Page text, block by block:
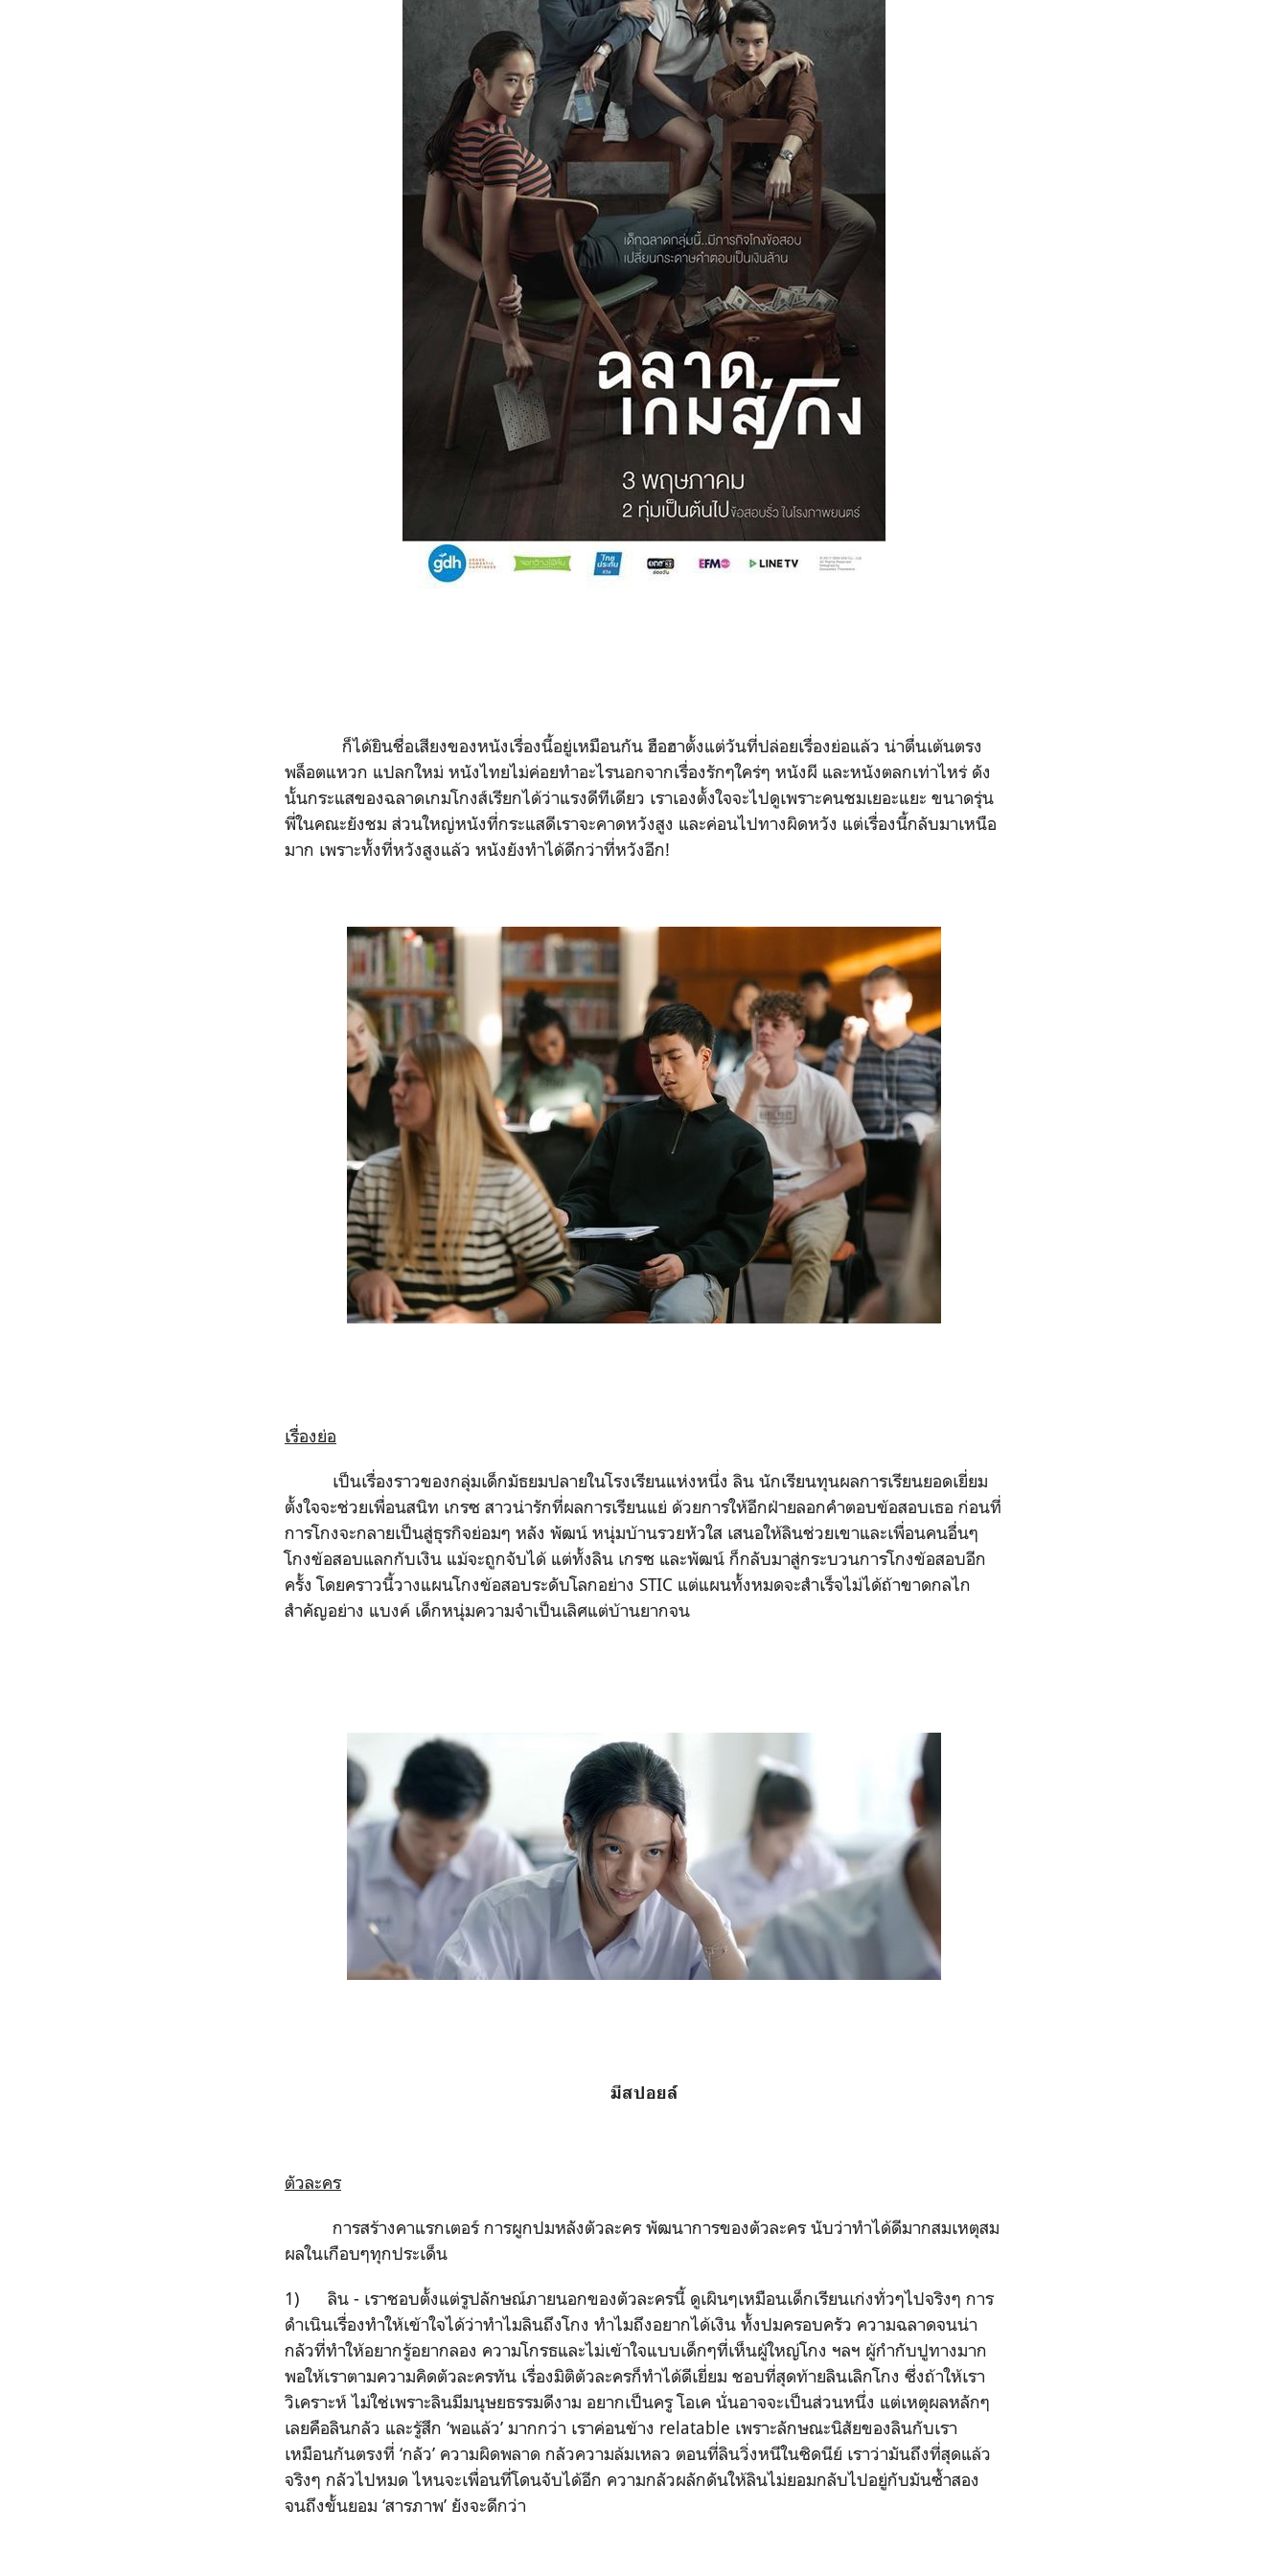
ก็ได้ยินชื่อเสียงของหนังเรื่องนี้อยู่เหมือนกัน ฮือฮาตั้งแต่วันที่ปล่อยเรื่องย่อแล้ว น่าตื่นเต้นตรง
พล็อตแหวก แปลกใหม่ หนังไทยไม่ค่อยทำอะไรนอกจากเรื่องรักๆใคร่ๆ หนังผี และหนังตลกเท่าไหร่ ดัง
นั้นกระแสของฉลาดเกมโกงส์เรียกได้ว่าแรงดีทีเดียว เราเองตั้งใจจะไปดูเพราะคนชมเยอะแยะ ขนาดรุ่น
พี่ในคณะยังชม ส่วนใหญ่หนังที่กระแสดีเราจะคาดหวังสูง และค่อนไปทางผิดหวัง แต่เรื่องนี้กลับมาเหนือ
มาก เพราะทั้งที่หวังสูงแล้ว หนังยังทำได้ดีกว่าที่หวังอีก!
เรื่องย่อ
เป็นเรื่องราวของกลุ่มเด็กมัธยมปลายในโรงเรียนแห่งหนึ่ง ลิน นักเรียนทุนผลการเรียนยอดเยี่ยม
ตั้งใจจะช่วยเพื่อนสนิท เกรซ สาวน่ารักที่ผลการเรียนแย่ ด้วยการให้อีกฝ่ายลอกคำตอบข้อสอบเธอ ก่อนที่
การโกงจะกลายเป็นสู่ธุรกิจย่อมๆ หลัง พัฒน์ หนุ่มบ้านรวยหัวใส เสนอให้ลินช่วยเขาและเพื่อนคนอื่นๆ
โกงข้อสอบแลกกับเงิน แม้จะถูกจับได้ แต่ทั้งลิน เกรซ และพัฒน์ ก็กลับมาสู่กระบวนการโกงข้อสอบอีก
ครั้ง โดยคราวนี้วางแผนโกงข้อสอบระดับโลกอย่าง STIC แต่แผนทั้งหมดจะสำเร็จไม่ได้ถ้าขาดกลไก
สำคัญอย่าง แบงค์ เด็กหนุ่มความจำเป็นเลิศแต่บ้านยากจน
มีสปอยล์
ตัวละคร
การสร้างคาแรกเตอร์ การผูกปมหลังตัวละคร พัฒนาการของตัวละคร นับว่าทำได้ดีมากสมเหตุสม
ผลในเกือบๆทุกประเด็น
1) ลิน - เราชอบตั้งแต่รูปลักษณ์ภายนอกของตัวละครนี้ ดูเผินๆเหมือนเด็กเรียนเก่งทั่วๆไปจริงๆ การ
ดำเนินเรื่องทำให้เข้าใจได้ว่าทำไมลินถึงโกง ทำไมถึงอยากได้เงิน ทั้งปมครอบครัว ความฉลาดจนน่า
กลัวที่ทำให้อยากรู้อยากลอง ความโกรธและไม่เข้าใจแบบเด็กๆที่เห็นผู้ใหญ่โกง ฯลฯ ผู้กำกับปูทางมาก
พอให้เราตามความคิดตัวละครทัน เรื่องมิติตัวละครก็ทำได้ดีเยี่ยม ชอบที่สุดท้ายลินเลิกโกง ซึ่งถ้าให้เรา
วิเคราะห์ ไม่ใช่เพราะลินมีมนุษยธรรมดีงาม อยากเป็นครู โอเค นั่นอาจจะเป็นส่วนหนึ่ง แต่เหตุผลหลักๆ
เลยคือลินกลัว และรู้สึก ‘พอแล้ว’ มากกว่า เราค่อนข้าง relatable เพราะลักษณะนิสัยของลินกับเรา
เหมือนกันตรงที่ ‘กลัว’ ความผิดพลาด กลัวความล้มเหลว ตอนที่ลินวิ่งหนีในซิดนีย์ เราว่ามันถึงที่สุดแล้ว
จริงๆ กลัวไปหมด ไหนจะเพื่อนที่โดนจับได้อีก ความกลัวผลักดันให้ลินไม่ยอมกลับไปอยู่กับมันซ้ำสอง
จนถึงขั้นยอม ‘สารภาพ’ ยังจะดีกว่า